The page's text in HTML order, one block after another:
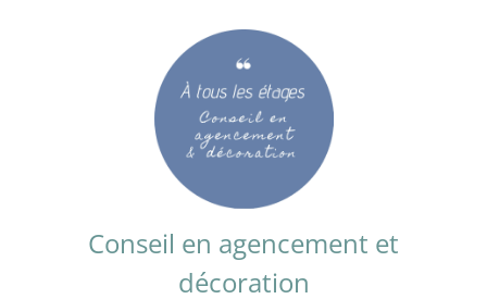
Conseil en agencement et
décoration